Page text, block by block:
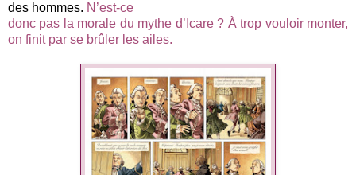
des hommes. N’est-ce
donc pas la morale du mythe d’Icare ? À trop vouloir monter,
on finit par se brûler les ailes.